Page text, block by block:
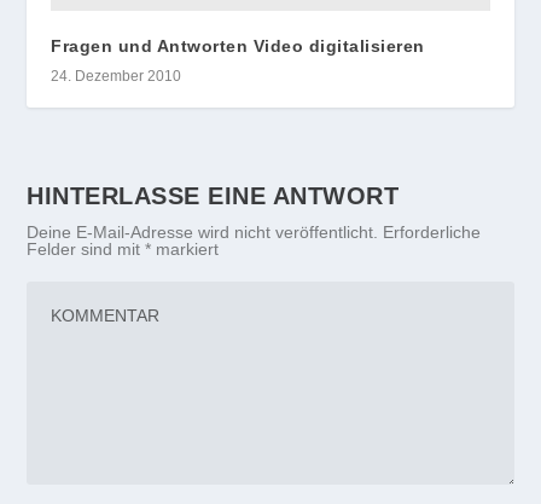
Fragen und Antworten Video digitalisieren
24. Dezember 2010
HINTERLASSE EINE ANTWORT
Deine E-Mail-Adresse wird nicht veröffentlicht. Erforderliche
Felder sind mit* markiert